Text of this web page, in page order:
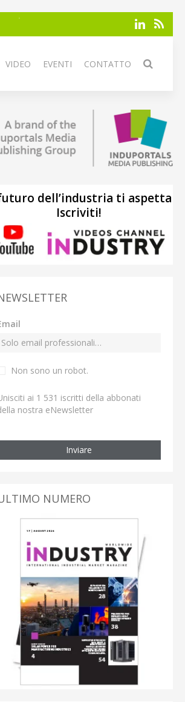
VIDEO EVENTI CONTATTO
dell’industria ti aspetta
Iscriviti!
Non sono un robot.
ai 1 531 iscritti della abbonati
nostra eNewsletter
Inviare
NUMERO